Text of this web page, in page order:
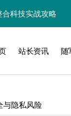
科技实战攻略
合新范式
维
站长资讯 随
与隐私风险